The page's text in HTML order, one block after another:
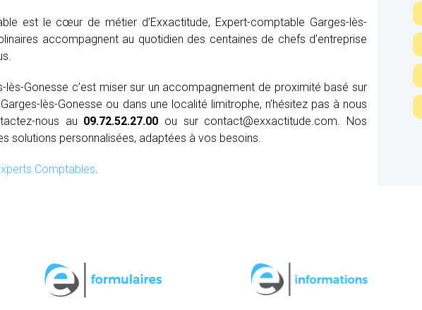
est le cœur de métier d’Exxactitude, Expert-comptable Garges-lès-
accompagnent au quotidien des centaines de chefs d’entreprise
lès-Gonesse c’est miser sur un accompagnement de proximité basé sur
lès-Gonesse ou dans une localité limitrophe, n’hésitez pas à nous
nous au 09.72.52.27.00 ou sur contact@exxactitude.com. Nos
solutions personnalisées, adaptées à vos besoins.
Comptables.